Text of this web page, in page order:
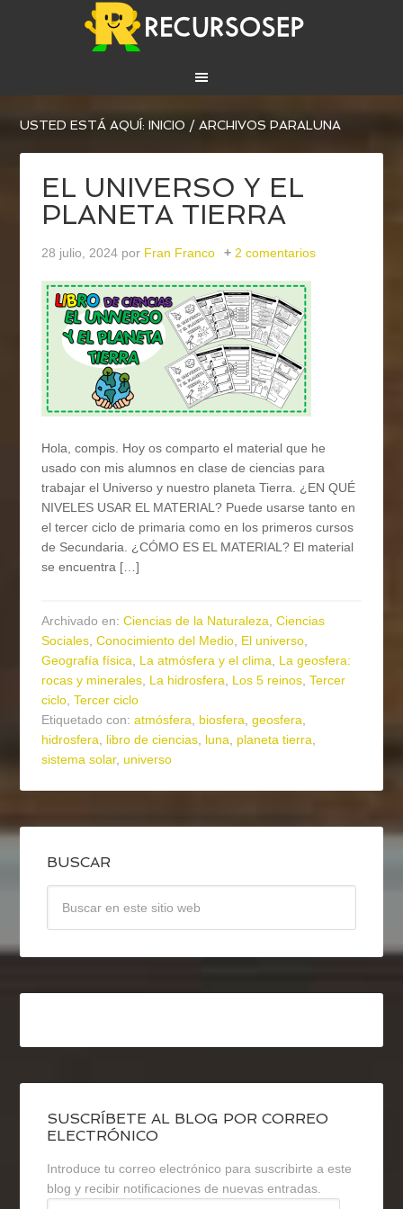
USTED ESTÁ AQUÍ:INICIO / ARCHIVOS PARALUNA
EL UNIVERSO Y EL
PLANETA TIERRA
28 julio, 2024 por Fran Franco 2 comentarios
Hola, compis. Hoy os comparto el material que he
usado con mis alumnos en clase de ciencias para
trabajar el Universo y nuestro planeta Tierra. ¿EN QUÉ
NIVELES USAR EL MATERIAL? Puede usarse tanto en
el tercer ciclo de primaria como en los primeros cursos
de Secundaria. ¿CÓMO ES EL MATERIAL? El material
se encuentra […]
Archivado en:Ciencias de la Naturaleza,Ciencias
Sociales,Conocimiento del Medio, El universo,
Geografía física, La atmósfera y el clima, La geosfera:
rocas y minerales, La hidrosfera, Los 5 reinos,Tercer
ciclo,Tercer ciclo
Etiquetado con:atmósfera, biosfera,geosfera,
hidrosfera, libro de ciencias, luna, planeta tierra,
sistema solar,universo
BUSCAR
SUSCRÍBETE AL BLOG POR CORREO
ELECTRÓNICO
Introduce tu correo electrónico para suscribirte a este
blog y recibir notificaciones de nuevas entradas.